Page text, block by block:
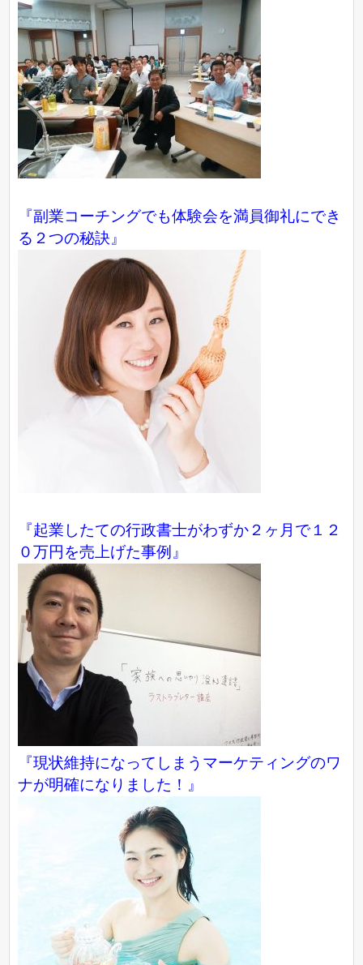
『副業コーチングでも体験会を満員御礼にでき
る２つの秘訣』
『起業したての行政書士がわずか２ヶ月で１２
０万円を売上げた事例』
『現状維持になってしまうマーケティングのワ
ナが明確になりました！』